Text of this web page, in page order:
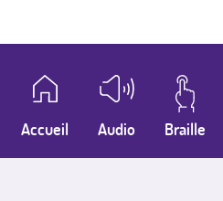
Accueil Audio Braille